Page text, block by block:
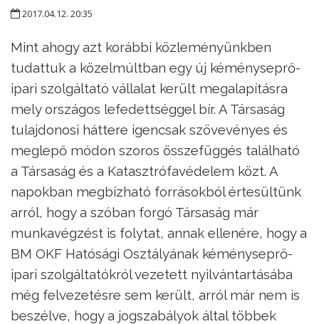
2017.04.12. 20:35
Mint ahogy azt korábbi közleményünkben
tudattuk a közelmúltban egy új kéményseprő-
ipari szolgáltató vállalat került megalapításra
mely országos lefedettséggel bír. A Társaság
tulajdonosi háttere igencsak szövevényes és
meglepő módon szoros összefüggés található
a Társaság és a Katasztrófavédelem közt. A
napokban megbízható forrásokból értesültünk
arról, hogy a szóban forgó Társaság már
munkavégzést is folytat, annak ellenére, hogy a
BM OKF Hatósági Osztályának kéményseprő-
ipari szolgáltatókról vezetett nyilvántartásába
még felvezetésre sem került, arról már nem is
beszélve, hogy a jogszabályok által többek